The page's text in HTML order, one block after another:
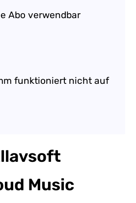
Abo verwendbar
funktioniert nicht auf
Music